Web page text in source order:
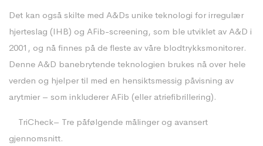
Det kan også skilte med A&Ds unike teknologi for irregulær
hjerteslag (IHB) og AFib-screening, som ble utviklet av A&D i
2001, og nå finnes på de fleste av våre blodtrykksmonitorer.
Denne A&D banebrytende teknologien brukes nå over hele
verden og hjelper til med en hensiktsmessig påvisning av
arytmier – som inkluderer AFib (eller atriefibrillering).
TriCheck– Tre påfølgende målinger og avansert
gjennomsnitt.